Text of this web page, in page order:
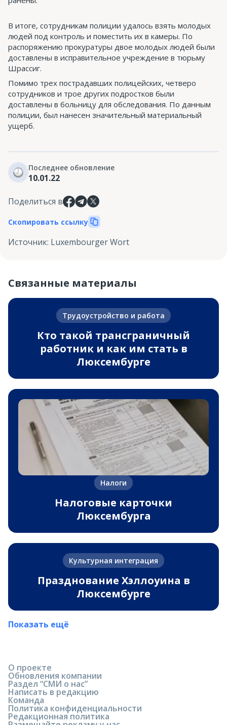
В итоге, сотрудникам полиции удалось взять молодых
людей под контроль и поместить их в камеры. По
распоряжению прокуратуры двое молодых людей были
доставлены в исправительное учреждение в тюрьму
Шрассиг.
Помимо трех пострадавших полицейских, четверо
сотрудников и трое других подростков были
доставлены в больницу для обследования. По данным
полиции, был нанесен значительный материальный
ущерб.
Последнее обновление
10.01.22
Поделиться в
Скопировать ссылку
Источник: Luxembourger Wort
Связанные материалы
Трудоустройство и работа
Кто такой трансграничный
работник и как им стать в
Люксембурге
Налоги
Налоговые карточки
Люксембурга
Культурная интеграция
Празднование Хэллоуина в
Люксембурге
Показать ещё
О проекте
Обновления компании
Раздел “СМИ о нас”
Написать в редакцию
Команда
Политика конфиденциальности
Редакционная политика